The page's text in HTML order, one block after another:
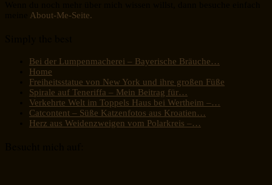
About-Me-Seite.
Bei der Lumpenmacherei – Bayerische Bräuche…
Home
Freiheitsstatue von New York und ihre großen Füße
Spirale auf Teneriffa – Mein Beitrag für…
Verkehrte Welt im Toppels Haus bei Wertheim –…
Catcontent – Süße Katzenfotos aus Kroatien…
Herz aus Weidenzweigen vom Polarkreis –…